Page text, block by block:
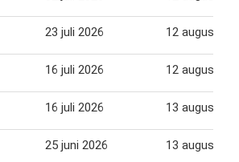
23 juli 2026 12 august
16 juli 2026 12 august
16 juli 2026 13 august
25 juni 2026 13 august